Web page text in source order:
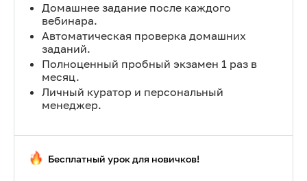
Домашнее задание после каждого
вебинара.
Автоматическая проверка домашних
заданий.
Полноценный пробный экзамен 1 раз в
месяц.
Личный куратор и персональный
менеджер.
Бесплатный урок для новичков!